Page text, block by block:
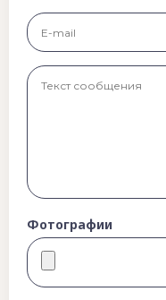
Фотографии